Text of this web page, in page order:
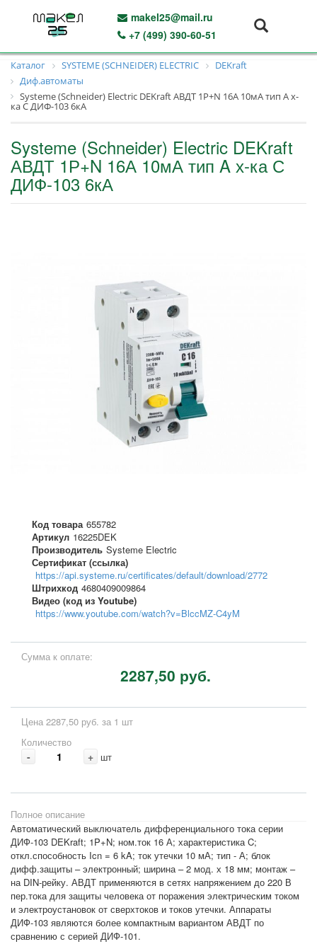
makel25@mail.ru
+7 (499) 390-60-51
Каталог SYSTEME (SCHNEIDER) ELECTRIC
DEKraft
Диф.автоматы
Systeme (Schneider) Electric DEKraft АВДТ 1Р+N 16А 10мА тип A х-
ка С ДИФ-103 6кА
Systeme (Schneider) Electric DEKraft
АВДТ 1Р+N 16А 10мА тип A х-ка С
ДИФ-103 6кА
Код товара 655782
Артикул 16225DEK
Производитель Systeme Electric
Сертификат (ссылка)
https://api.systeme.ru/certificates/default/download/2772
Штрихкод 4680409009864
Видео (код из Youtube)
https://www.youtube.com/watch?v=BlccMZ-C4yM
Сумма к оплате:
2287,50 руб.
Цена 2287,50 руб. за 1 шт
Количество
- + шт
Полное описание
Автоматический выключатель дифференциального тока серии
ДИФ-103 DEKraft; 1P+N; ном.ток 16 А; характеристика C;
откл.способность Icn = 6 kA; ток утечки 10 мА; тип - А; блок
дифф.защиты – электронный; ширина – 2 мод. х 18 мм; монтаж –
на DIN-рейку. АВДТ применяются в сетях напряжением до 220 В
пер.тока для защиты человека от поражения электрическим током
и электроустановок от сверхтоков и токов утечки. Аппараты
ДИФ-103 являются более компактным вариантом АВДТ по
сравнению с серией ДИФ-101.